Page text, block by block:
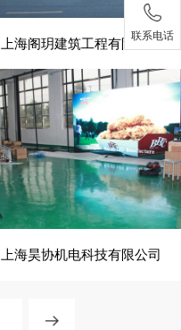
- 建筑、建材 -
电脑版
上海阁玥建筑工程有限公司
- 建筑、建材 -
上海昊协机电科技有限公司
联系电话